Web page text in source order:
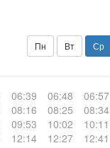
Пн Вт Ср
06:39 06:48 06:57
08:16 08:25 08:34
09:53 10:02 10:11
12:14 12:27 12:41